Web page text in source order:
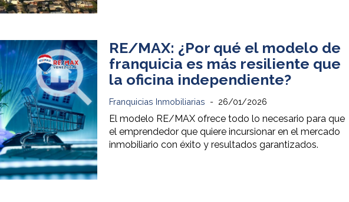
RE/MAX: ¿Por qué el modelo de
franquicia es más resiliente que
la oficina independiente?
Franquicias Inmobiliarias 26/01/2026
El modelo RE/MAX ofrece todo lo necesario para que
el emprendedor que quiere incursionar en el mercado
inmobiliario con éxito y resultados garantizados.